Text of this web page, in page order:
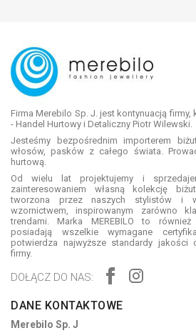
Firma Merebilo Sp. J. jest kontynuacją firmy,
- Handel Hurtowy i Detaliczny Piotr Wilewski.
Jesteśmy bezpośrednim importerem
włosów, pasków z całego świata.
hurtową.
Od wielu lat projektujemy i
zainteresowaniem własną kolekcję
tworzona przez naszych stylistów i
wzornictwem, inspirowanym zarówno
trendami. Marka MEREBILO to
posiadają wszelkie wymagane
potwierdza najwyższe standardy jakości
firmy.
DOŁĄCZ DO NAS:
DANE KONTAKTOWE
Merebilo Sp. J